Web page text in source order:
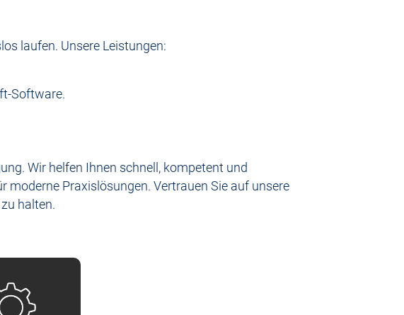
laufen. Unsere Leistungen:
Software.
Wir helfen Ihnen schnell, kompetent und
moderne Praxislösungen. Vertrauen Sie auf unsere
halten.